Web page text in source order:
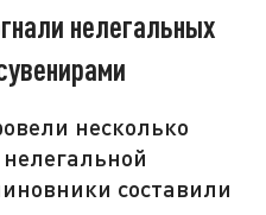
нелегальных
несколько
составили